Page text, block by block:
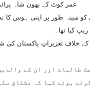
عمر کوٹ کے بھون شاہ
اس بچی کو مبینہ طور پر اپنی
کیا تھا۔
طالبات اور ان کے
ہوئے کہا کہ مشتاق